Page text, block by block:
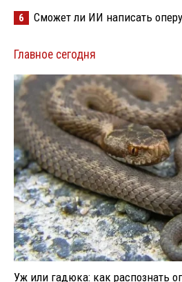
6 Сможет ли ИИ написать
Главное сегодня
Уж или гадюка: как распознать